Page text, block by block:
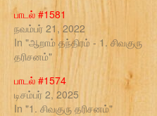
பாடல் #1581
நவம்பர் 21, 2022
In "ஆறாம் தந்திரம் - 1. சிவகுரு
தரிசனம்"
பாடல் #1574
டிசம்பர் 2, 2025
In "1. சிவகுரு தரிசனம்"